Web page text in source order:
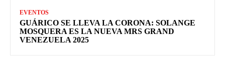
EVENTOS
GUÁRICO SE LLEVA LA CORONA: SOLANGE
MOSQUERA ES LA NUEVA MRS GRAND
VENEZUELA 2025